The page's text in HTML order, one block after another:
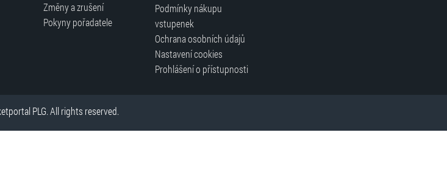
Změny a zrušení
Pokyny pořadatele
Podmínky nákupu
vstupenek
Ochrana osobních údajů
Nastavení cookies
Prohlášení o přístupnosti
PLG. All rights reserved.